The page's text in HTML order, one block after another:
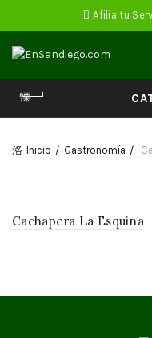
Afilia tu
Inicio Gastronomía
Cachapera La Esquina